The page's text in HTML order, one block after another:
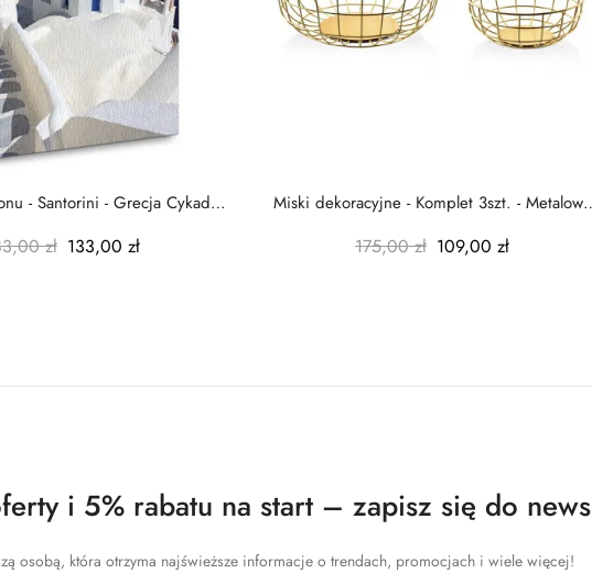
- Santorini - Grecja Cykady
zł 133,00 zł
Miski dekoracyjne - Komplet 3szt. - Metalowe
175,00 zł 109,00 zł
i 5% rabatu na start – zapisz się do
osobą, która otrzyma najświeższe informacje o trendach, promocjach i wiele więcej!